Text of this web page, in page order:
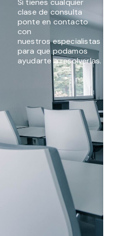
Si tienes cualquier
clase de consulta
ponte en contacto
con
nuestros especialistas
para que podamos
ayudarte a resolverlas.